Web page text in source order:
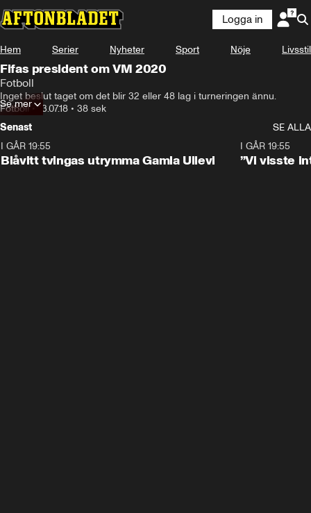
Logga in
Hem Serier Nyheter Sport Nöje Livsstil
Fifas president om VM 2020
Fotboll
Inget beslut taget om det blir 32 eller 48 lag i turneringen ännu.
Fotboll•13.07.18 • 38 sek
Se mer
Senast
SE ALLA
I GÅR 19:55
Blåvitt tvingas utrymma Gamla Ullevi
I GÅR 19:55
”Vi visste